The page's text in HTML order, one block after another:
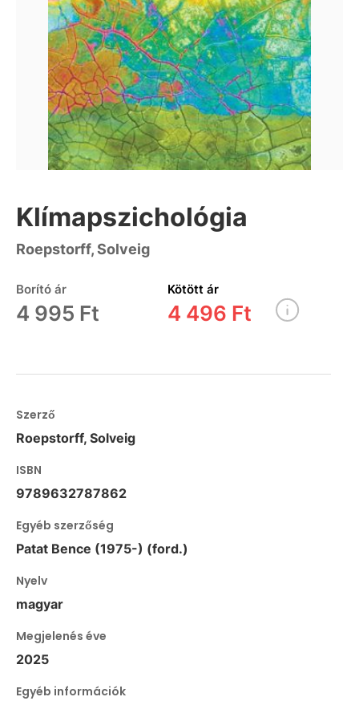
Klímapszichológia
Roepstorff, Solveig
Borító ár
4 995 Ft
Kötött ár
4 496 Ft
Szerző
Roepstorff, Solveig
ISBN
9789632787862
Egyéb szerzőség
Patat Bence (1975-) (ford.)
Nyelv
magyar
Megjelenés éve
2025
Egyéb információk